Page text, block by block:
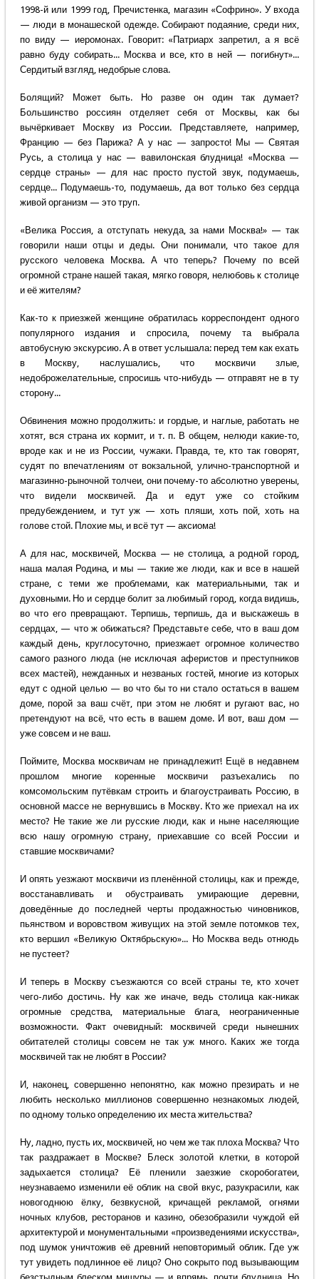
1998-й или 1999 год, Пречистенка, магазин «Софрино». У входа
— люди в монашеской одежде. Собирают подаяние, среди них,
по виду — иеромонах. Говорит: «Патриарх запретил, а я всё
равно буду собирать... Москва и все, кто в ней — погибнут»...
Сердитый взгляд, недобрые слова.
Болящий? Может быть. Но разве он один так думает?
Большинство россиян отделяет себя от Москвы, как бы
вычёркивает Москву из России. Представляете, например,
Францию — без Парижа? А у нас — запросто! Мы — Святая
Русь, а столица у нас — вавилонская блудница! «Москва —
сердце страны» — для нас просто пустой звук, подумаешь,
сердце... Подумаешь-то, подумаешь, да вот только без сердца
живой организм — это труп.
«Велика Россия, а отступать некуда, за нами Москва!» — так
говорили наши отцы и деды. Они понимали, что такое для
русского человека Москва. А что теперь? Почему по всей
огромной стране нашей такая, мягко говоря, нелюбовь к столице
и её жителям?
Как-то к приезжей женщине обратилась корреспондент одного
популярного издания и спросила, почему та выбрала
автобусную экскурсию. А в ответ услышала: перед тем как ехать
в Москву, наслушались, что москвичи злые,
недоброжелательные, спросишь что-нибудь — отправят не в ту
сторону...
Обвинения можно продолжить: и гордые, и наглые, работать не
хотят, вся страна их кормит, и т. п. В общем, нелюди какие-то,
вроде как и не из России, чужаки. Правда, те, кто так говорят,
судят по впечатлениям от вокзальной, улично-транспортной и
магазинно-рыночной толчеи, они почему-то абсолютно уверены,
что видели москвичей. Да и едут уже со стойким
предубеждением, и тут уж — хоть пляши, хоть пой, хоть на
голове стой. Плохие мы, и всё тут — аксиома!
А для нас, москвичей, Москва — не столица, а родной город,
наша малая Родина, и мы — такие же люди, как и все в нашей
стране, с теми же проблемами, как материальными, так и
духовными. Но и сердце болит за любимый город, когда видишь,
во что его превращают. Терпишь, терпишь, да и выскажешь в
сердцах, — что ж обижаться? Представьте себе, что в ваш дом
каждый день, круглосуточно, приезжает огромное количество
самого разного люда (не исключая аферистов и преступников
всех мастей), нежданных и незваных гостей, многие из которых
едут с одной целью — во что бы то ни стало остаться в вашем
доме, порой за ваш счёт, при этом не любят и ругают вас, но
претендуют на всё, что есть в вашем доме. И вот, ваш дом —
уже совсем и не ваш.
Поймите, Москва москвичам не принадлежит! Ещё в недавнем
прошлом многие коренные москвичи разъехались по
комсомольским путёвкам строить и благоустраивать Россию, в
основной массе не вернувшись в Москву. Кто же приехал на их
место? Не такие же ли русские люди, как и ныне населяющие
всю нашу огромную страну, приехавшие со всей России и
ставшие москвичами?
И опять уезжают москвичи из пленённой столицы, как и прежде,
восстанавливать и обустраивать умирающие деревни,
доведённые до последней черты продажностью чиновников,
пьянством и воровством живущих на этой земле потомков тех,
кто вершил «Великую Октябрьскую»... Но Москва ведь отнюдь
не пустеет?
И теперь в Москву съезжаются со всей страны те, кто хочет
чего-либо достичь. Ну как же иначе, ведь столица как-никак
огромные средства, материальные блага, неограниченные
возможности. Факт очевидный: москвичей среди нынешних
обитателей столицы совсем не так уж много. Каких же тогда
москвичей так не любят в России?
И, наконец, совершенно непонятно, как можно презирать и не
любить несколько миллионов совершенно незнакомых людей,
по одному только определению их места жительства?
Ну, ладно, пусть их, москвичей, но чем же так плоха Москва? Что
так раздражает в Москве? Блеск золотой клетки, в которой
задыхается столица? Её пленили заезжие скоробогатеи,
неузнаваемо изменили её облик на свой вкус, разукрасили, как
новогоднюю ёлку, безвкусной, кричащей рекламой, огнями
ночных клубов, ресторанов и казино, обезобразили чуждой ей
архитектурой и монументальными «произведениями искусства»,
под шумок уничтожив её древний неповторимый облик. Где уж
тут увидеть подлинное её лицо? Оно сокрыто под вызывающим